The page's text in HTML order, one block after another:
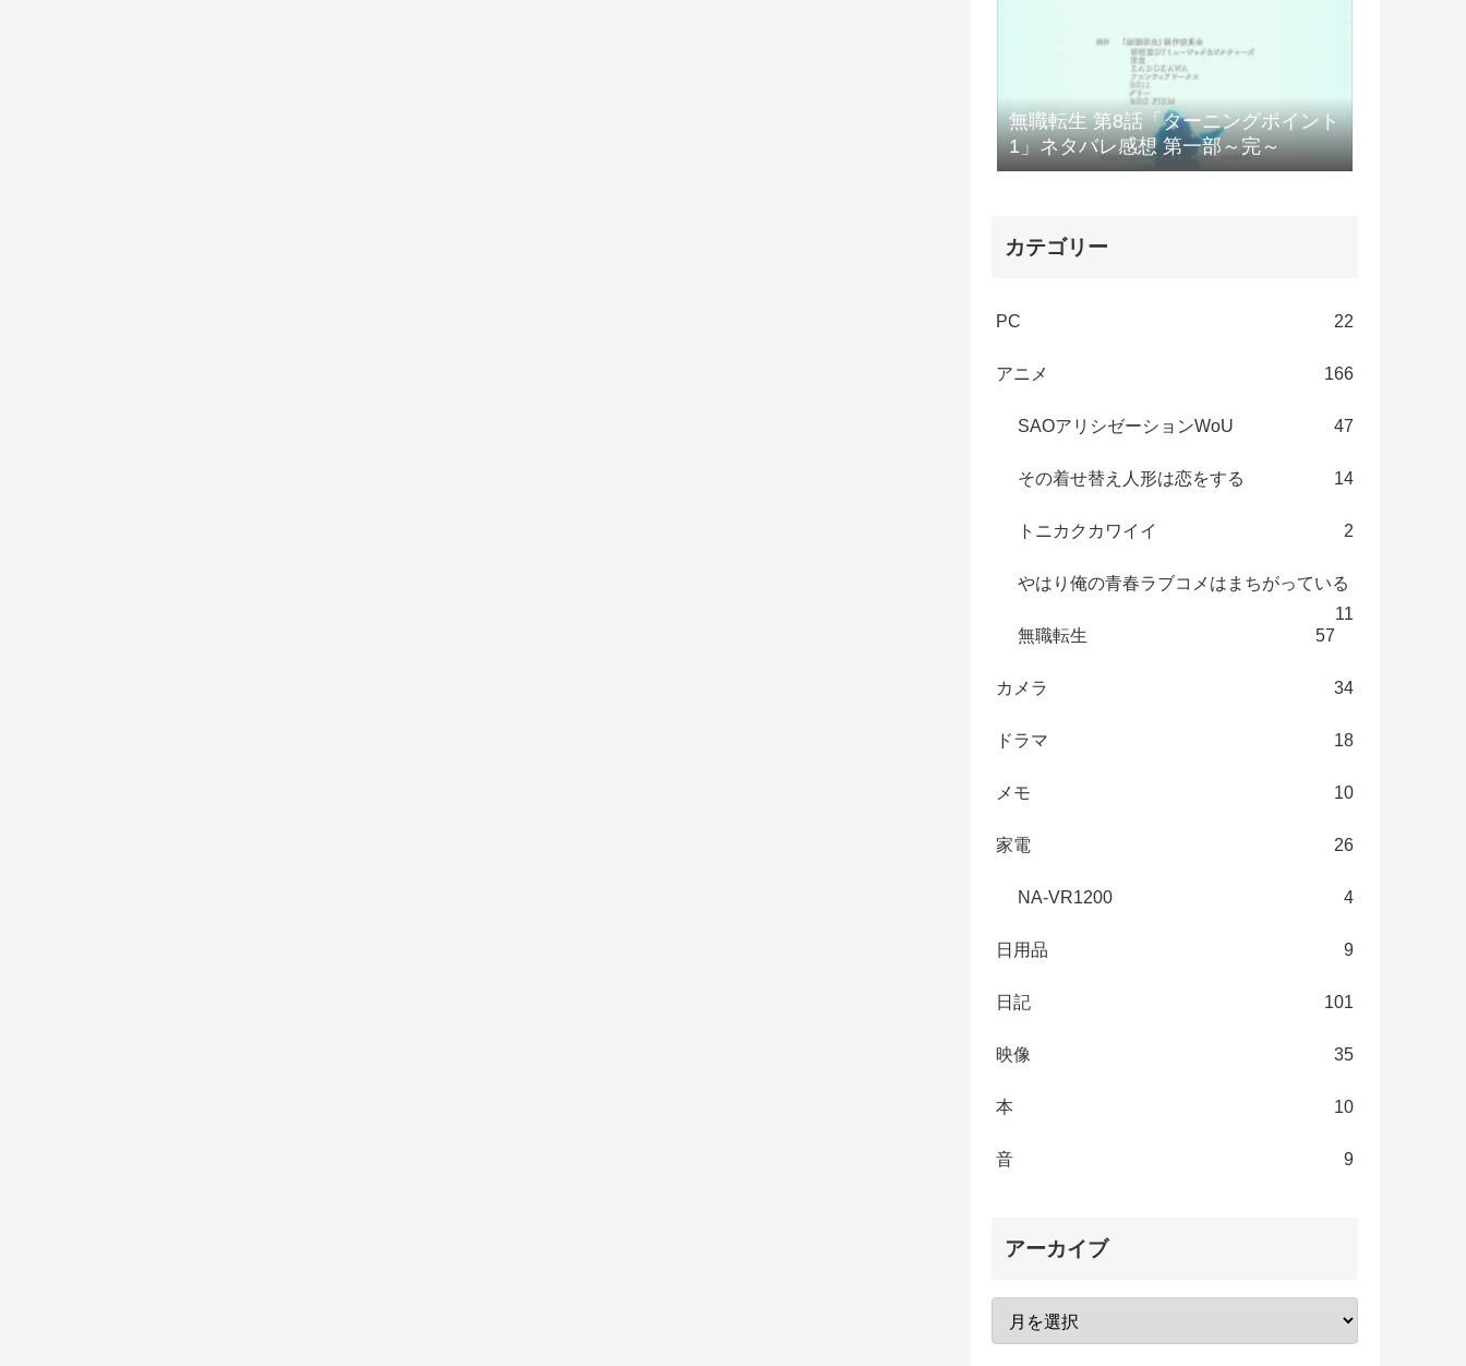
無職転生 第8話「ターニングポイント
1」ネタバレ感想 第一部～完～
カテゴリー
PC 22
アニメ 166
SAOアリシゼーションWoU 47
その着せ替え人形は恋をする 14
トニカクカワイイ 2
やはり俺の青春ラブコメはまちがっている
11
無職転生
57
カメラ 34
ドラマ 18
メモ 10
家電 26
NA-VR1200 4
日用品 9
日記 101
映像 35
本 10
音 9
アーカイブ